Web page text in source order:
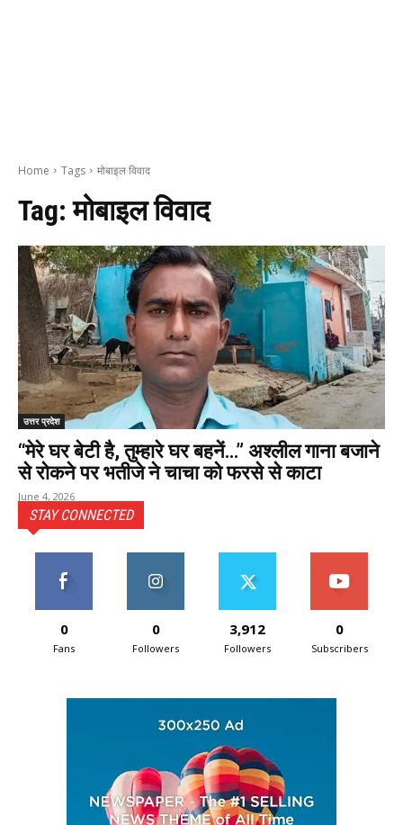
Home Tags मोबाइल विवाद
Tag:मोबाइल विवाद
उत्तर प्रदेश
“मेरे घर बेटी है, तुम्हारे घर बहनें…” अश्लील गाना बजाने
से रोकने पर भतीजे ने चाचा को फरसे से काटा
June 4, 2026
STAY CONNECTED
0
Fans
0
Followers
3,912
Followers
0
Subscribers